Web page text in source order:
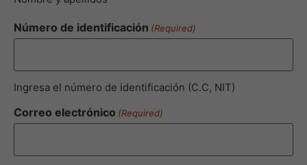
Número de identificación (Required)
Ingresa el número de identificación (C.C, NIT)
Correo electrónico (Required)